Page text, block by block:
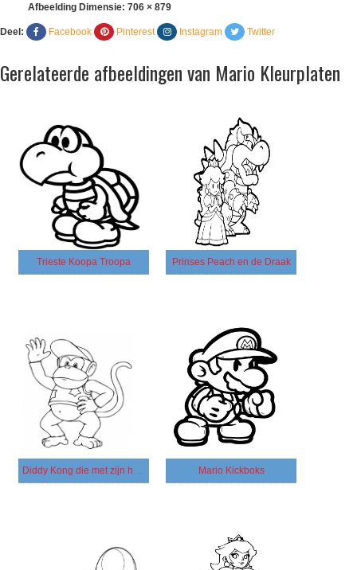
Afbeelding Dimensie: 706 × 879
Deel: Facebook Pinterest Instagram Twitter
Gerelateerde afbeeldingen van Mario Kleurplaten
Trieste Koopa Troopa Prinses Peach en de Draak
Diddy Kong die met zijn hand zwaait Mario Kickboks